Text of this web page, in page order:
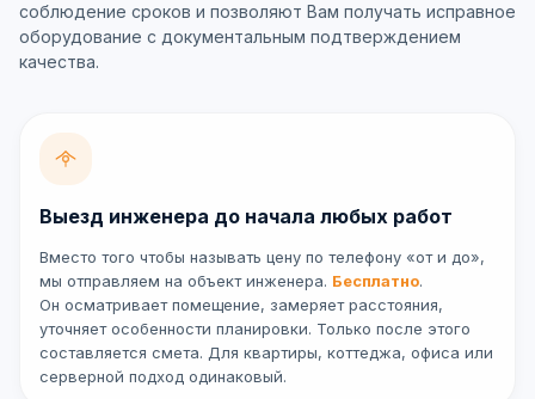
соблюдение сроков и позволяют Вам получать исправное
оборудование с документальным подтверждением
качества.
Выезд инженера до начала любых работ
Вместо того чтобы называть цену по телефону «от и до»,
мы отправляем на объект инженера. Бесплатно.
Он осматривает помещение, замеряет расстояния,
уточняет особенности планировки. Только после этого
составляется смета. Для квартиры, коттеджа, офиса или
серверной подход одинаковый.